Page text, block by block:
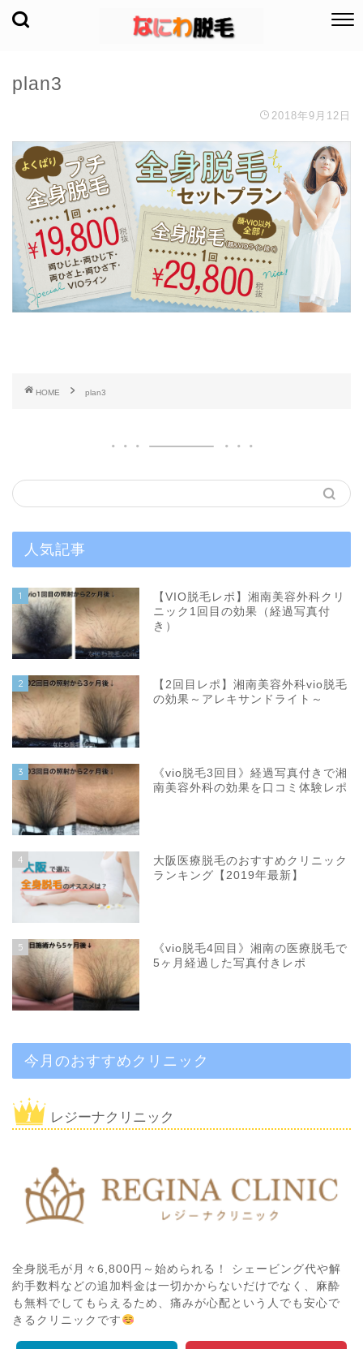
plan3
2018年9月12日
HOME plan3
人気記事
1
【VIO脱毛レポ】湘南美容外科クリ
ニック1回目の効果（経過写真付
き）
2
【2回目レポ】湘南美容外科vio脱毛
の効果～アレキサンドライト～
3
《vio脱毛3回目》経過写真付きで湘
南美容外科の効果を口コミ体験レポ
4
大阪医療脱毛のおすすめクリニック
ランキング【2019年最新】
5
《vio脱毛4回目》湘南の医療脱毛で
5ヶ月経過した写真付きレポ
今月のおすすめクリニック
レジーナクリニック
全身脱毛が月々6,800円～始められる！ シェービング代や解
約手数料などの追加料金は一切かからないだけでなく、麻酔
も無料でしてもらえるため、痛みが心配という人でも安心で
きるクリニックです